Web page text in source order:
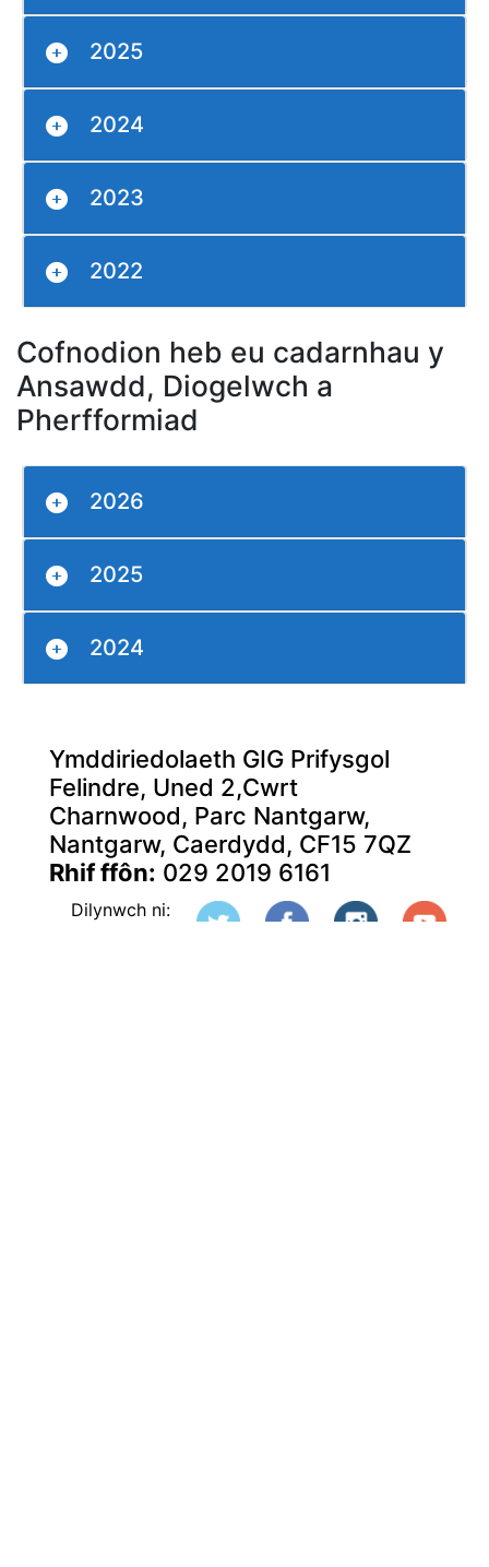
2025
2024
2023
2022
Cofnodion heb eu cadarnhau y
Ansawdd, Diogelwch a
Pherfformiad
2026
2025
2024
Ymddiriedolaeth GIG Prifysgol
Felindre, Uned 2,Cwrt
Charnwood, Parc Nantgarw,
Nantgarw, Caerdydd, CF15 7QZ
Rhif ffôn: 029 2019 6161
Dilynwch ni: